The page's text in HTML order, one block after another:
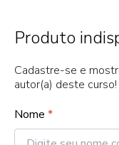
Produto
Cadastre-se e
autor(a) deste curso!
Nome *